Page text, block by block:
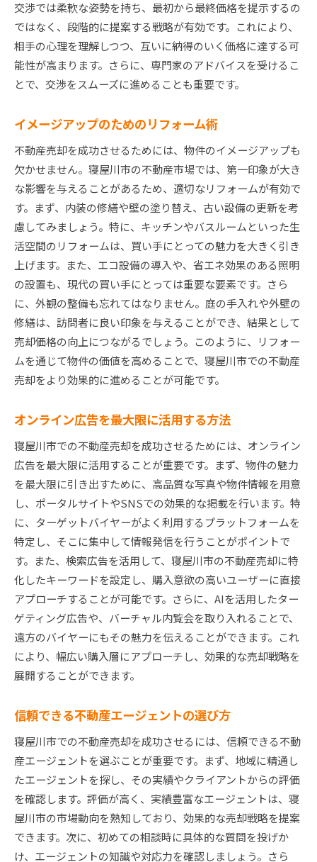
交渉では柔軟な姿勢を持ち、最初から最終価格を提示するの
ではなく、段階的に提案する戦略が有効です。これにより、
相手の心理を理解しつつ、互いに納得のいく価格に達する可
能性が高まります。さらに、専門家のアドバイスを受けるこ
とで、交渉をスムーズに進めることも重要です。
イメージアップのためのリフォーム術
不動産売却を成功させるためには、物件のイメージアップも
欠かせません。寝屋川市の不動産市場では、第一印象が大き
な影響を与えることがあるため、適切なリフォームが有効で
す。まず、内装の修繕や壁の塗り替え、古い設備の更新を考
慮してみましょう。特に、キッチンやバスルームといった生
活空間のリフォームは、買い手にとっての魅力を大きく引き
上げます。また、エコ設備の導入や、省エネ効果のある照明
の設置も、現代の買い手にとっては重要な要素です。さら
に、外観の整備も忘れてはなりません。庭の手入れや外壁の
修繕は、訪問者に良い印象を与えることができ、結果として
売却価格の向上につながるでしょう。このように、リフォー
ムを通じて物件の価値を高めることで、寝屋川市での不動産
売却をより効果的に進めることが可能です。
オンライン広告を最大限に活用する方法
寝屋川市での不動産売却を成功させるためには、オンライン
広告を最大限に活用することが重要です。まず、物件の魅力
を最大限に引き出すために、高品質な写真や物件情報を用意
し、ポータルサイトやSNSでの効果的な掲載を行います。特
に、ターゲットバイヤーがよく利用するプラットフォームを
特定し、そこに集中して情報発信を行うことがポイントで
す。また、検索広告を活用して、寝屋川市の不動産売却に特
化したキーワードを設定し、購入意欲の高いユーザーに直接
アプローチすることが可能です。さらに、AIを活用したター
ゲティング広告や、バーチャル内覧会を取り入れることで、
遠方のバイヤーにもその魅力を伝えることができます。これ
により、幅広い購入層にアプローチし、効果的な売却戦略を
展開することができます。
信頼できる不動産エージェントの選び方
寝屋川市での不動産売却を成功させるには、信頼できる不動
産エージェントを選ぶことが重要です。まず、地域に精通し
たエージェントを探し、その実績やクライアントからの評価
を確認します。評価が高く、実績豊富なエージェントは、寝
屋川市の市場動向を熟知しており、効果的な売却戦略を提案
できます。次に、初めての相談時に具体的な質問を投げか
け、エージェントの知識や対応力を確認しましょう。さら